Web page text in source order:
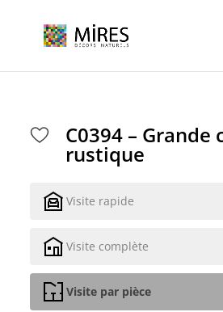
C0394 – Grande
rustique
Visite rapide
Visite complète
Visite par pièce